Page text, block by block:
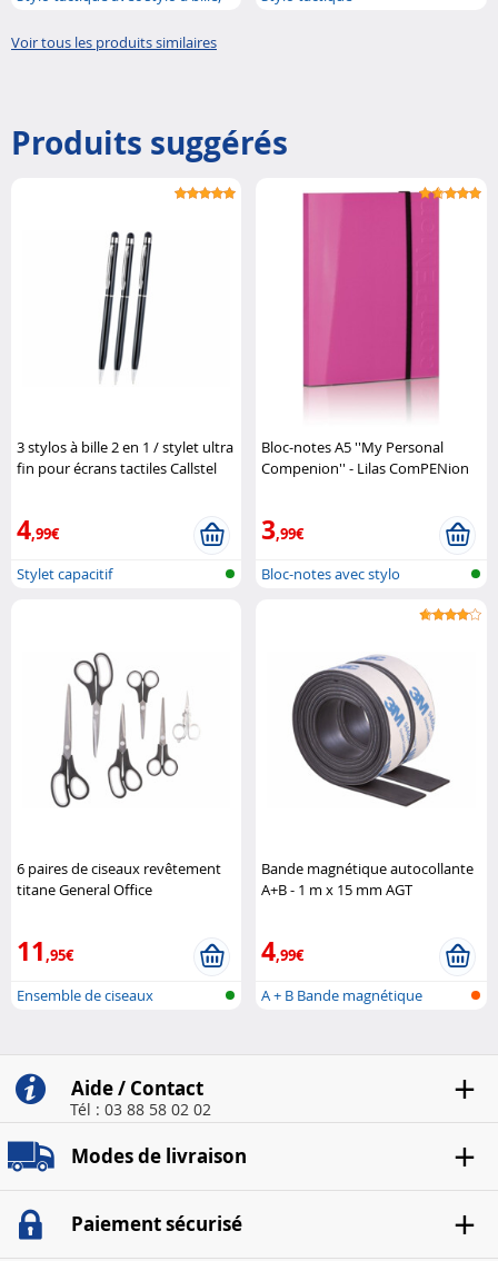
Voir tous les produits similaires
Produits suggérés
3 stylos à bille 2 en 1 / stylet ultra
fin pour écrans tactiles Callstel
4,99€
Stylet capacitif
Bloc-notes A5 ''My Personal
Compenion'' - Lilas ComPENion
3,99€
Bloc-notes avec stylo
6 paires de ciseaux revêtement
titane General Office
11,95€
Ensemble de ciseaux
Bande magnétique autocollante
A+B - 1 m x 15 mm AGT
4,99€
A + B Bande magnétique
Aide / Contact
Tél : 03 88 58 02 02
Modes de livraison
Paiement sécurisé